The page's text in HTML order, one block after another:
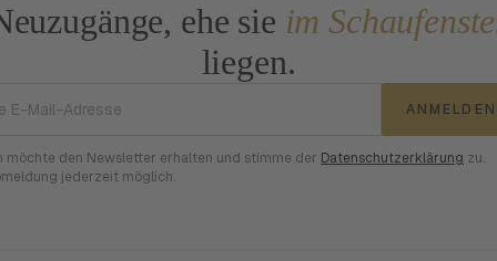
ehe sie im
liegen.
ANMELDEN
möchte den Newsletter erhalten und stimme der Datenschutzerklärung zu.
jederzeit möglich.